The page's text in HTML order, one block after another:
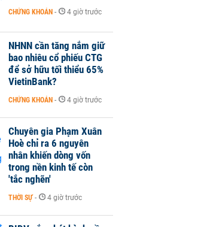
CHỨNG KHOÁN - 4 giờ trước
NHNN cần tăng nắm giữ
bao nhiêu cổ phiếu CTG
để sở hữu tối thiểu 65%
VietinBank?
CHỨNG KHOÁN - 4 giờ trước
Chuyên gia Phạm Xuân
Hoè chỉ ra 6 nguyên
nhân khiến dòng vốn
trong nền kinh tế còn
'tắc nghẽn'
THỜI SỰ - 4 giờ trước